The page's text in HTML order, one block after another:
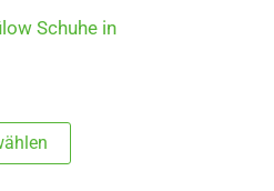
Schuhe in
Dieses
Produkt